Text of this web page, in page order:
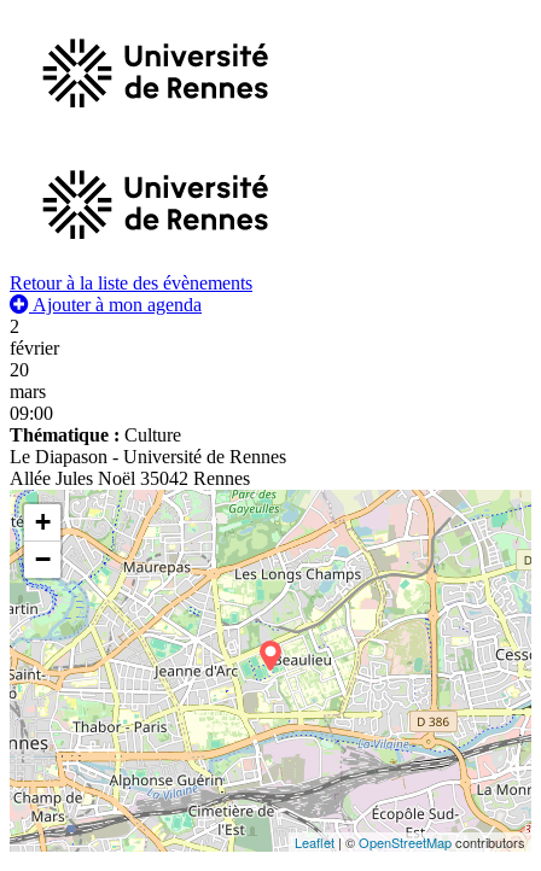
Retour à la liste des évènements
Ajouter à mon agenda
2
février
20
mars
09:00
Thématique : Culture
Le Diapason - Université de Rennes
Allée Jules Noël 35042 Rennes
+
−
Leaflet| ©OpenStreetMapcontributors